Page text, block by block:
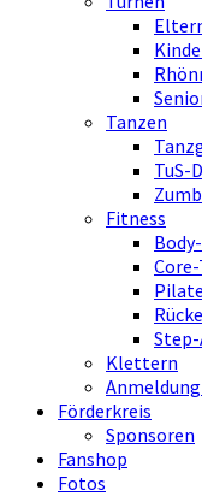
Tanzen
TuS-
Fitness
Klettern
Förderkreis
Sponsoren
Fanshop
Fotos